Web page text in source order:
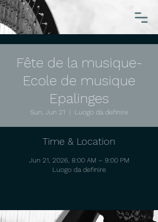
Fête de la musique-
Ecole de musique
Epalinges
Sun, Jun 21 Luogo da definire
Time & Location
Jun 21, 2026, 8:00 AM – 9:00 PM
Luogo da definire